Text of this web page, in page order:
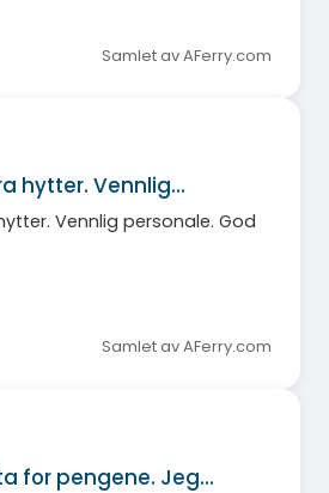
Samlet av AFerry.com
hytter. Vennlig…
Vennlig personale. God
Samlet av AFerry.com
for pengene. Jeg…